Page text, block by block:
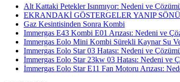
Alt Kattaki Petekler Isınmıyor: Nedeni ve
EKRANDAKİ GÖSTERGELER YANIP
Gaz Kesintisinden Sonra Kombi
Immergas E43 Kombi E01 Arızası: Nedeni ve
Immergas Eolo Mini Kombi Sürekli Kaynar Su
Immergas Eolo Star 03 Hatası: Nedeni ve
İmmergas Eolo Star 23kw 03 Hatası: Nedeni ve
İmmergas Eolo Star E11 Fan Motoru Arızası: